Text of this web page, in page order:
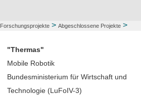
Forschungsprojekte > Abgeschlossene Projekte >
"Thermas"
Mobile Robotik
Bundesministerium für Wirtschaft und
Technologie (LuFoIV-3)